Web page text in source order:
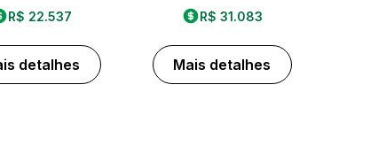
R$ 22.537
detalhes
R$ 31.083
Mais detalhes